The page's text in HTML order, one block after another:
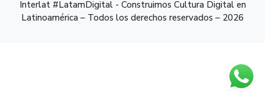
Interlat #LatamDigital - Construimos Cultura Digital en
Latinoamérica – Todos los derechos reservados – 2026